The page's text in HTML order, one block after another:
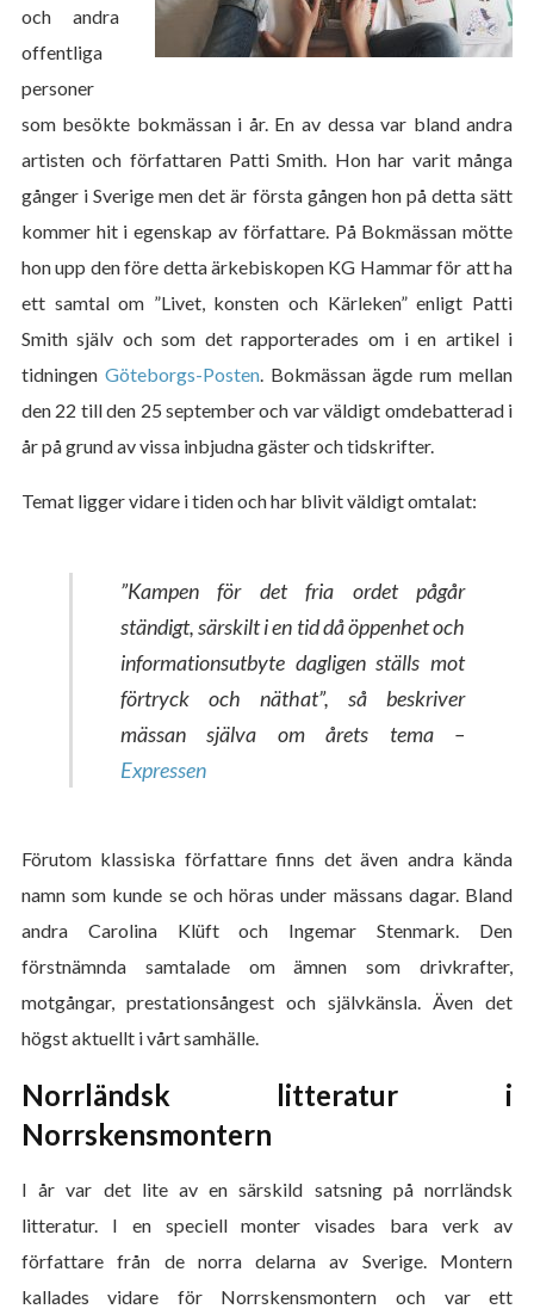
och andra
offentliga
personer
som besökte bokmässan i år. En av dessa var bland andra
artisten och författaren Patti Smith. Hon har varit många
gånger i Sverige men det är första gången hon på detta sätt
kommer hit i egenskap av författare. På Bokmässan mötte
hon upp den före detta ärkebiskopen KG Hammar för att ha
ett samtal om ”Livet, konsten och Kärleken” enligt Patti
Smith själv och som det rapporterades om i en artikel i
tidningen Göteborgs-Posten. Bokmässan ägde rum mellan
den 22 till den 25 september och var väldigt omdebatterad i
år på grund av vissa inbjudna gäster och tidskrifter.
Temat ligger vidare i tiden och har blivit väldigt omtalat:
”Kampen för det fria ordet pågår
ständigt, särskilt i en tid då öppenhet och
informationsutbyte dagligen ställs mot
förtryck och näthat”,så beskriver
mässan själva om årets tema –
Expressen
Förutom klassiska författare finns det även andra kända
namn som kunde se och höras under mässans dagar. Bland
andra Carolina Klüft och Ingemar Stenmark. Den
förstnämnda samtalade om ämnen som drivkrafter,
motgångar, prestationsångest och självkänsla. Även det
högst aktuellt i vårt samhälle.
Norrländsk litteratur i
Norrskensmontern
I år var det lite av en särskild satsning på norrländsk
litteratur. I en speciell monter visades bara verk av
författare från de norra delarna av Sverige. Montern
kallades vidare för Norrskensmontern och var ett